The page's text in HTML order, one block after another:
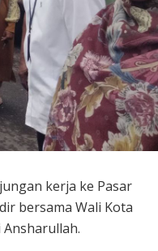
kerja ke Pasar
bersama Wali Kota